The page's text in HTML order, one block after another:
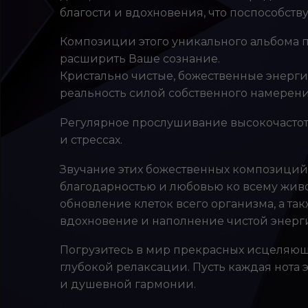
благости и вдохновения, что
Композиции этого уникального
расширить Ваше сознание.
Кристально чистые, божественные
реальность силой собственного
Регулярное прослушивание
и стрессах.
Звучание этих божественных
благодарностью и любовью ко всему
обновление клеток всего организма, а
вдохновение и наполнение чистой
Погрузитесь в мир прекрасных
глубокой релаксации. Пусть каждая
и душевной гармонии.